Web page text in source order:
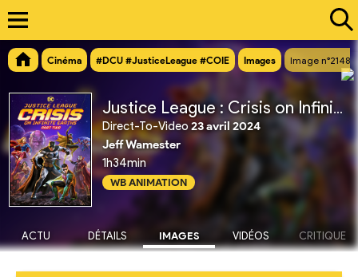
Cinéma #DCU #JusticeLeague #COIE Images Image n°21480
Justice League : Crisis on Infinite Earths Partie 2
Direct-To-Video 23 avril 2024
Jeff Wamester
1h34min
WB ANIMATION
ACTU DÉTAILS IMAGES VIDÉOS CRITIQUE